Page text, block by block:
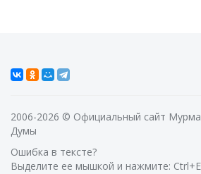
2006-2026 © Официальный сайт
Думы
Ошибка в тексте?
Выделите ее мышкой и нажмите: